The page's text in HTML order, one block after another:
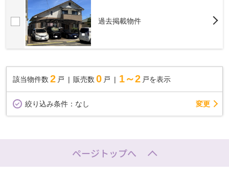
過去掲載物件
該当物件数 2 戸 販売数 0 戸 1～2 戸を表示
絞り込み条件： なし 変更
ページトップへ